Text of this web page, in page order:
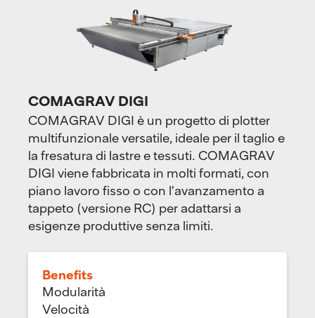
COMAGRAV DIGI
COMAGRAV DIGI è un progetto di plotter
multifunzionale versatile, ideale per il taglio e
la fresatura di lastre e tessuti. COMAGRAV
DIGI viene fabbricata in molti formati, con
piano lavoro fisso o con l’avanzamento a
tappeto (versione RC) per adattarsi a
esigenze produttive senza limiti.
Benefits
Modularità
Velocità